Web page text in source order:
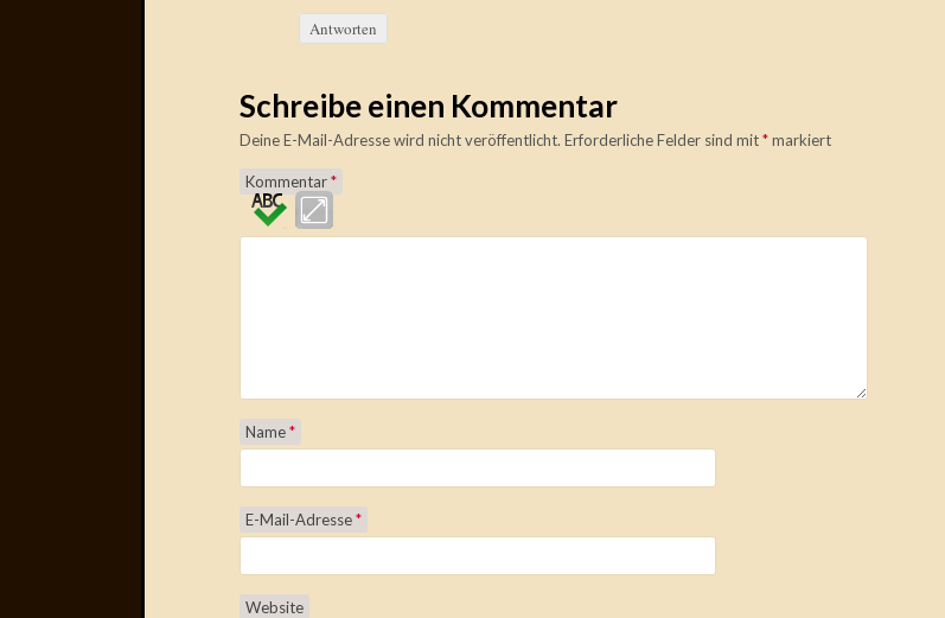
Antworten
Schreibe einen Kommentar
Deine E-Mail-Adresse wird nicht veröffentlicht. Erforderliche Felder sind mit*markiert
Kommentar*
Name*
E-Mail-Adresse*
Website